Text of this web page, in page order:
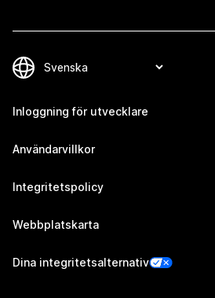
Inloggning för utvecklare
Användarvillkor
Integritetspolicy
Webbplatskarta
Dina integritetsalternativ